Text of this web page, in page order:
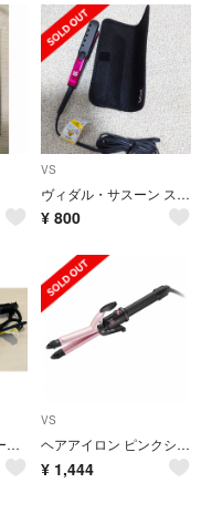
VS
ヴィダル・サスーン ストレートヘアアイロン
¥ 800
VS 32mm コテ・カールアイロン
VS
ヘアアイロン ピンクシリーズ 2WAY 25mm VSI-2573/PJ
¥ 1,444